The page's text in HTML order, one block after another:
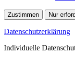
Zustimmen Nur
Datenschutzerklärung
Individuelle